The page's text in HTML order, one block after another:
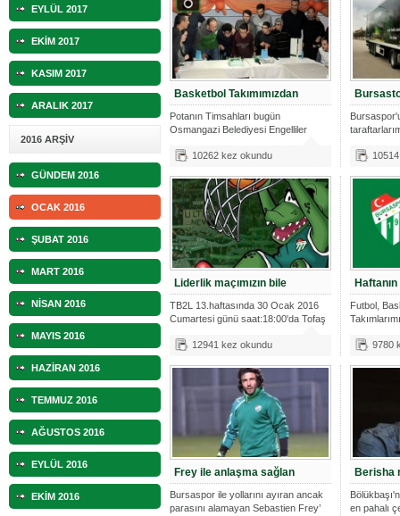
EYLÜL 2017
EKİM 2017
KASIM 2017
ARALIK 2017
2016 ARŞİV
GÜNDEM 2016
OCAK 2016
ŞUBAT 2016
MART 2016
NİSAN 2016
MAYIS 2016
HAZİRAN 2016
TEMMUZ 2016
AĞUSTOS 2016
EYLÜL 2016
EKİM 2016
Basketbol Takımımızdan
Potanın Timsahları bugün
Osmangazi Belediyesi Engelliler
10262 kez okundu
Liderlik maçımızın bile
TB2L 13.haftasında 30 Ocak 2016
Cumartesi günü saat:18:00'da Tofaş
12941 kez okundu
Futbol,
9780
Frey ile anlaşma sağlan
Bursaspor ile yollarını ayıran ancak
parasını alamayan Sebastien Frey’
Berisha
en pahalı